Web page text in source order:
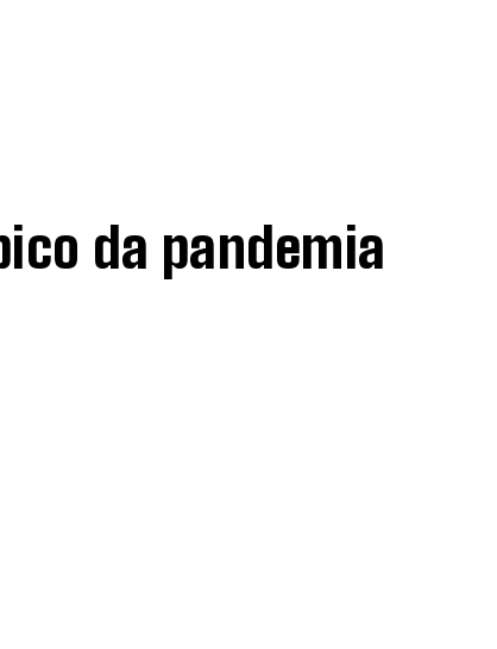
da pandemia